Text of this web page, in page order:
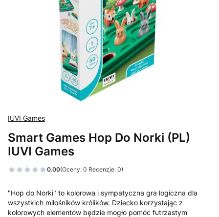
IUVI Games
Smart Games Hop Do Norki (PL)
IUVI Games
0.00(Oceny: 0 Recenzje: 0)
"Hop do Norki" to kolorowa i sympatyczna gra logiczna dla
wszystkich miłośników królików. Dziecko korzystając z
kolorowych elementów będzie mogło pomóc futrzastym